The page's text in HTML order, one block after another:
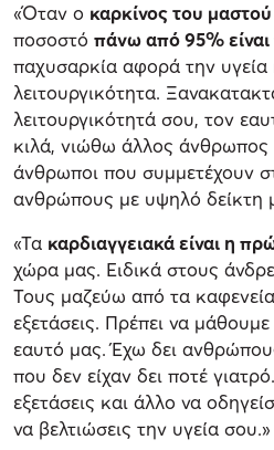
«Όταν ο καρκίνος του μαστού
ποσοστό πάνω από 95%
παχυσαρκία αφορά την υγεία
λειτουργικότητα.
λειτουργικότητά σου, τον
κιλά, νιώθω άλλος
άνθρωποι που συμμετέχουν
ανθρώπους με υψηλό δείκτη
«Τα καρδιαγγειακά είναι η
χώρα μας. Ειδικά στους
Τους μαζεύω από τα
εξετάσεις. Πρέπει να
εαυτό μας. Έχω δει
που δεν είχαν δει ποτέ
εξετάσεις και άλλο να
να βελτιώσεις την υγεία σου.»